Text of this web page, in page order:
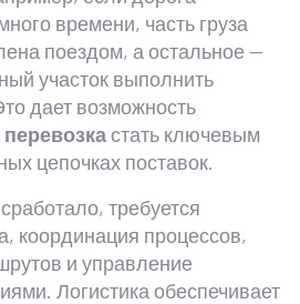
времени, часть груза
поездом, а остальное —
участок выполнить
дает возможность
стать ключевым
цепочках поставок.
требуется
, координация процессов,
и управление
. Логистика обеспечивает